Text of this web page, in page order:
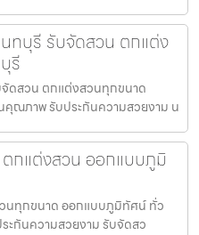
ทบุรี รับจัดสวน ตกแต่ง
รี
ดสวน ตกแต่งสวนทุกขนาด
คุณภาพ รับประกันความสวยงาม น
กแต่งสวน ออกแบบภูมิ
นทุกขนาด ออกแบบภูมิทัศน์ ทั่ว
ะกันความสวยงาม รับจัดสว